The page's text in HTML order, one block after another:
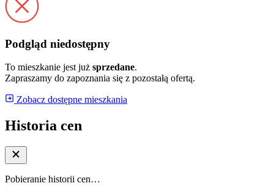
Podgląd niedostępny
To mieszkanie jest już sprzedane.
Zapraszamy do zapoznania się z pozostałą ofertą.
Zobacz dostępne mieszkania
Historia cen
Pobieranie historii cen…